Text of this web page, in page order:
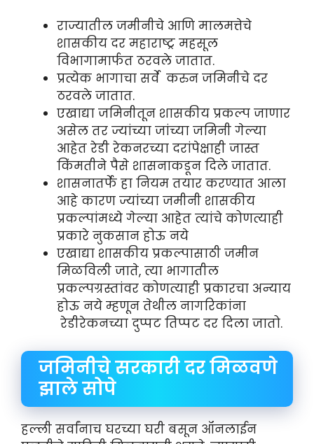
राज्यातील जमीनीचे आणि मालमत्तेचे
शासकीय दर महाराष्ट्र महसूल
विभागामार्फत ठरवले जातात.
प्रत्येक भागाचा सर्वे करुन जमिनीचे दर
ठरवले जातात.
एखाद्या जमिनीतून शासकीय प्रकल्प जाणार
असेल तर ज्यांच्या जांच्या जमिनी गेल्या
आहेत रेडी रेकनरच्या दरांपेक्षाही जास्त
किंमतीने पैसे शासनाकडून दिले जातात.
शासनातर्फे हा नियम तयार करण्यात आला
आहे कारण ज्यांच्या जमीनी शासकीय
प्रकल्पांमध्ये गेल्या आहेत त्यांचे कोणत्याही
प्रकारे नुकसान होऊ नये
एखाद्या शासकीय प्रकल्पासाठी जमीन
मिळविली जाते, त्या भागातील
प्रकल्पग्रस्तांवर कोणत्याही प्रकारचा अन्याय
होऊ नये म्हणून तेथील नागरिकांना
रेडीरेकनच्या दुप्पट तिप्पट दर दिला जातो.
जमिनीचे सरकारी दर मिळवणे
झाले सोपे
हल्ली सर्वांनाच घरच्या घरी बसून ऑनलाईन